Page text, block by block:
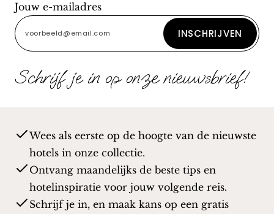
Jouw e-mailadres
INSCHRIJVEN
Schrijf je in op onze nieuwsbrief!
Wees als eerste op de hoogte van de nieuwste
hotels in onze collectie.
Ontvang maandelijks de beste tips en
hotelinspiratie voor jouw volgende reis.
Schrijf je in, en maak kans op een gratis